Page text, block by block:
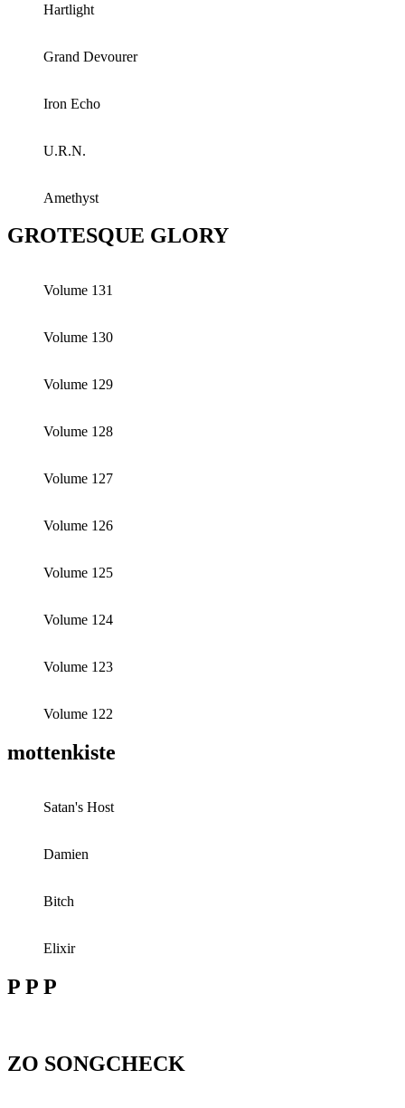
Hartlight
Grand Devourer
Iron Echo
U.R.N.
Amethyst
GROTESQUE GLORY
Volume 131
Volume 130
Volume 129
Volume 128
Volume 127
Volume 126
Volume 125
Volume 124
Volume 123
Volume 122
mottenkiste
Satan's Host
Damien
Bitch
Elixir
P P P
ZO SONGCHECK